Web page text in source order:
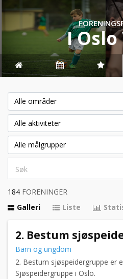
I Oslo
Alle områder
Alle aktiviteter
Alle målgrupper
184 FORENINGER
Galleri
Liste
2. Bestum
Barn og ungdom
2. Bestum sjøspeidergruppe er
Sjøspeidergruppe i Oslo.